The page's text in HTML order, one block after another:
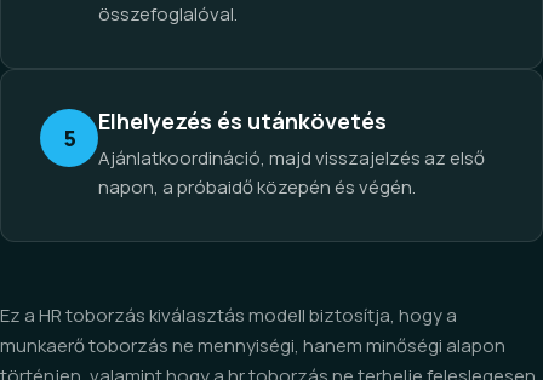
összefoglalóval.
5
Elhelyezés és utánkövetés
Ajánlatkoordináció, majd visszajelzés az első
napon, a próbaidő közepén és végén.
Ez a HR toborzás kiválasztás modell biztosítja, hogy a
munkaerő toborzás ne mennyiségi, hanem minőségi alapon